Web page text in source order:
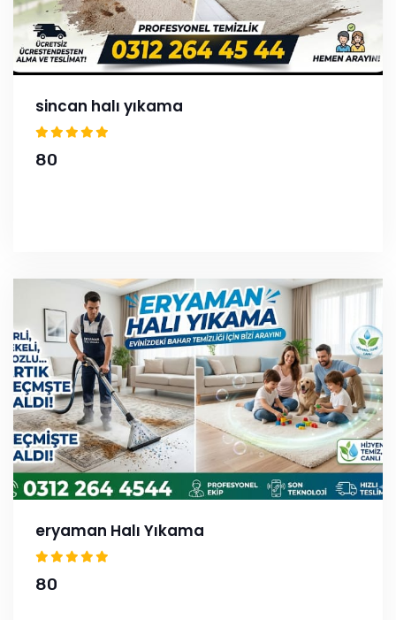
sincan halı yıkama
80
eryaman Halı Yıkama
80